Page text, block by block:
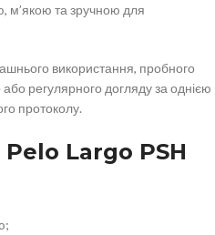
м’якою та зручною для
використання, пробного
регулярного догляду за однією
протоколу.
Largo PSH